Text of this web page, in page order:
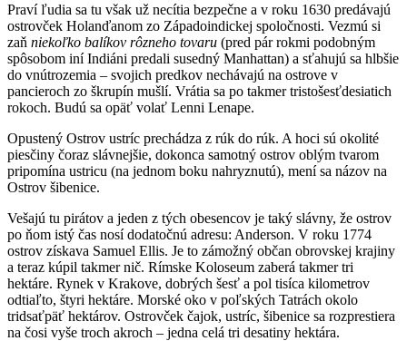
Praví ľudia sa tu však už necítia bezpečne a v roku 1630 predávajú
ostrovček Holanďanom zo Západoindickej spoločnosti. Vezmú si
zaň niekoľko balíkov rôzneho tovaru (pred pár rokmi podobným
spôsobom iní Indiáni predali susedný Manhattan) a sťahujú sa hlbšie
do vnútrozemia – svojich predkov nechávajú na ostrove v
pancieroch zo škrupín mušlí. Vrátia sa po takmer tristošesťdesiatich
rokoch. Budú sa opäť volať Lenni Lenape.
Opustený Ostrov ustríc prechádza z rúk do rúk. A hoci sú okolité
piesčiny čoraz slávnejšie, dokonca samotný ostrov oblým tvarom
pripomína ustricu (na jednom boku nahryznutú), mení sa názov na
Ostrov šibenice.
Vešajú tu pirátov a jeden z tých obesencov je taký slávny, že ostrov
po ňom istý čas nosí dodatočnú adresu: Anderson. V roku 1774
ostrov získava Samuel Ellis. Je to zámožný občan obrovskej krajiny
a teraz kúpil takmer nič. Rímske Koloseum zaberá takmer tri
hektáre. Rynek v Krakove, dobrých šesť a pol tisíca kilometrov
odtiaľto, štyri hektáre. Morské oko v poľských Tatrách okolo
tridsaťpäť hektárov. Ostrovček čajok, ustríc, šibenice sa rozprestiera
na čosi vyše troch akroch – jedna celá tri desatiny hektára.